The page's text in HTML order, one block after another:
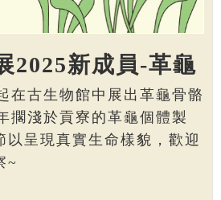
2025新成員-革龜
在古生物館中展出革龜骨骼
擱淺於貢寮的革龜個體製
以呈現真實生命樣貌，歡迎
~